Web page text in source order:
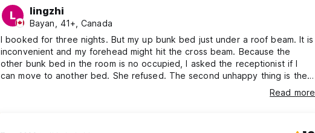
L lingzhi
Bayan, 41+, Canada
I booked for three nights. But my up bunk bed just under a roof beam. It is
inconvenient and my forehead might hit the cross beam. Because the
other bunk bed in the room is no occupied, I asked the receptionist if I
can move to another bed. She refused. The second unhappy thing is they
ask to pay by cash. It is really rare in hostel. No TV no shower gel here.
Read more